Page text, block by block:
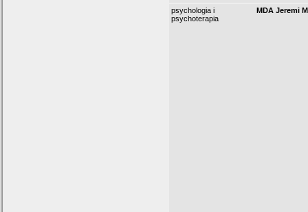
psychologia i
psychoterapia
MDA Jeremi